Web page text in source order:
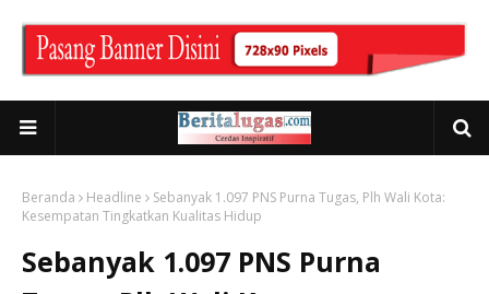
Beranda Headline
Sebanyak 1.097 PNS Purna Tugas, Plh Wali Kota:
Kesempatan Tingkatkan Kualitas Hidup
Sebanyak 1.097 PNS Purna